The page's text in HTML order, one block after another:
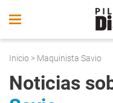
Inicio > Maquinista Savio
Noticias